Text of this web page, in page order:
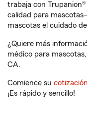
trabaja con
calidad para
mascotas el cuidado
¿Quiere más
médico para
CA.
Comience su
¡Es rápido y sencillo!